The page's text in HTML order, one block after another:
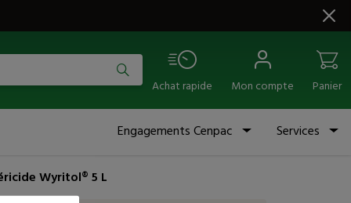
Achat rapide Mon compte Panier
Engagements Cenpac Services
Wyritol® 5 L